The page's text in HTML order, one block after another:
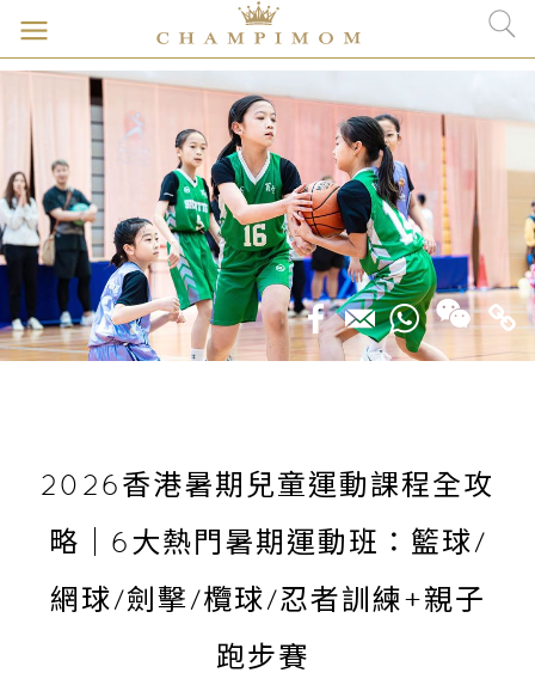
2026香港暑期兒童運動課程全攻
略｜6大熱門暑期運動班：籃球/
網球/劍擊/欖球/忍者訓練+親子
跑步賽